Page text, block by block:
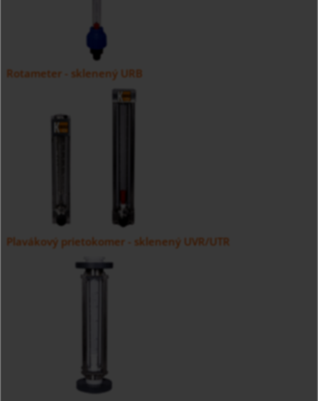
Rotameter - sklenený URB
Plavákový prietokomer - sklenený UVR/UTR